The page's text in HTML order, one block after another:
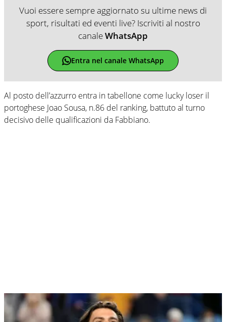
Vuoi essere sempre aggiornato su ultime news di
sport, risultati ed eventi live? Iscriviti al nostro
canaleWhatsApp
Entra nel canale WhatsApp
Al posto dell’azzurro entra in tabellone come lucky loser il
portoghese Joao Sousa, n.86 del ranking, battuto al turno
decisivo delle qualificazioni da Fabbiano.